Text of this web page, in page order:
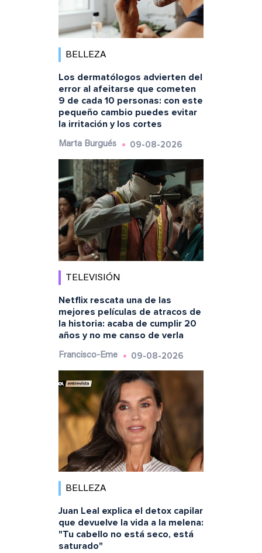
BELLEZA
Los dermatólogos advierten del
error al afeitarse que cometen
9 de cada 10 personas: con este
pequeño cambio puedes evitar
la irritación y los cortes
Marta Burgués 09-08-2026
TELEVISIÓN
Netflix rescata una de las
mejores películas de atracos de
la historia: acaba de cumplir 20
años y no me canso de verla
Francisco-Eme 09-08-2026
BELLEZA
Juan Leal explica el detox capilar
que devuelve la vida a la melena:
"Tu cabello no está seco, está
saturado"